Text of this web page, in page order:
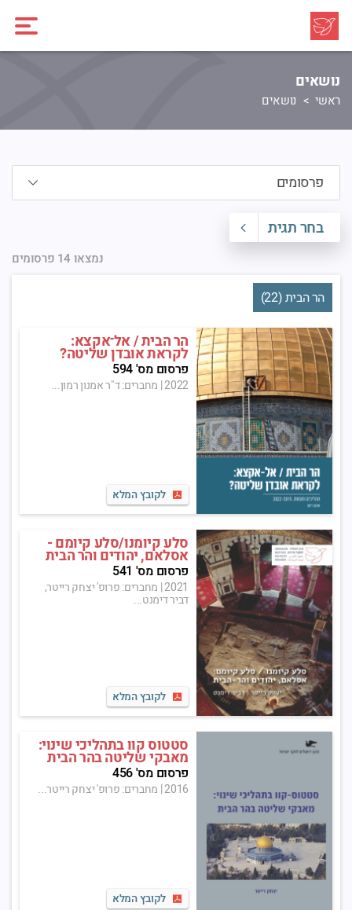
נושאים
ראשי נושאים
בחר תגית
נמצאו 14 פרסומים
הר הבית (22)
הר הבית / אל־אקצא:
לקראת אובדן שליטה?
פרסום מס' 594
2022
| מחברים: ד"ר אמנון רמון...
לקובץ המלא
סלע קיומנו/סלע קיומם -
אסלאם, יהודים והר הבית
פרסום מס' 541
2021
| מחברים: פרופ' יצחק רייטר,
דביר דימנט...
לקובץ המלא
סטטוס קוו בתהליכי שינוי:
מאבקי שליטה בהר הבית
פרסום מס' 456
2016
| מחברים: פרופ' יצחק רייטר...
לקובץ המלא